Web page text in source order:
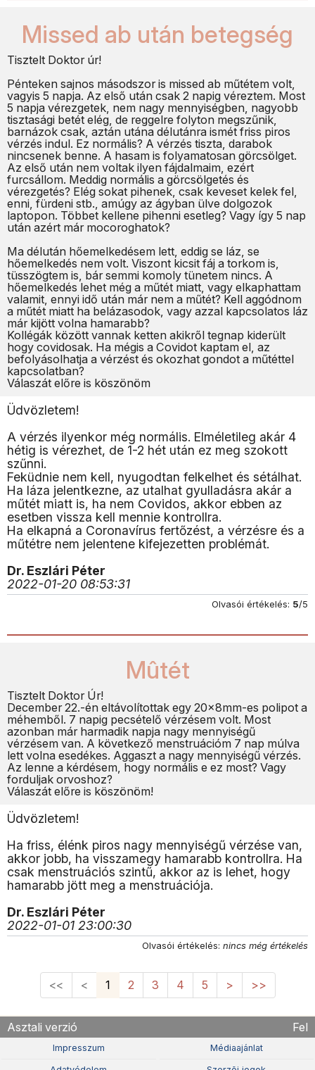
Missed ab után betegség
Tisztelt Doktor úr!
Pénteken sajnos másodszor is missed ab műtétem volt,
vagyis 5 napja. Az első után csak 2 napig véreztem. Most
5 napja vérezgetek, nem nagy mennyiségben, nagyobb
tisztasági betét elég, de reggelre folyton megszűnik,
barnázok csak, aztán utána délutánra ismét friss piros
vérzés indul. Ez normális? A vérzés tiszta, darabok
nincsenek benne. A hasam is folyamatosan görcsölget.
Az első után nem voltak ilyen fájdalmaim, ezért
furcsállom. Meddig normális a görcsölgetés és
vérezgetés? Elég sokat pihenek, csak keveset kelek fel,
enni, fürdeni stb., amúgy az ágyban ülve dolgozok
laptopon. Többet kellene pihenni esetleg? Vagy így 5 nap
után azért már mocoroghatok?
Ma délután hőemelkedésem lett, eddig se láz, se
hőemelkedés nem volt. Viszont kicsit fáj a torkom is,
tüsszögtem is, bár semmi komoly tünetem nincs. A
hőemelkedés lehet még a műtét miatt, vagy elkaphattam
valamit, ennyi idő után már nem a műtét? Kell aggódnom
a műtét miatt ha belázasodok, vagy azzal kapcsolatos láz
már kijött volna hamarabb?
Kollégák között vannak ketten akikről tegnap kiderült
hogy covidosak. Ha mégis a Covidot kaptam el, az
befolyásolhatja a vérzést és okozhat gondot a műtéttel
kapcsolatban?
Válaszát előre is köszönöm
Üdvözletem!
A vérzés ilyenkor még normális. Elméletileg akár 4
hétig is vérezhet, de 1-2 hét után ez meg szokott
szűnni.
Feküdnie nem kell, nyugodtan felkelhet és sétálhat.
Ha láza jelentkezne, az utalhat gyulladásra akár a
műtét miatt is, ha nem Covidos, akkor ebben az
esetben vissza kell mennie kontrollra.
Ha elkapná a Coronavírus fertőzést, a vérzésre és a
műtétre nem jelentene kifejezetten problémát.
Dr. Eszlári Péter
2022-01-20 08:53:31
Olvasói értékelés: 5/5
Mûtét
Tisztelt Doktor Úr!
December 22.-én eltávolítottak egy 20x8mm-es polipot a
méhemből. 7 napig pecsételő vérzésem volt. Most
azonban már harmadik napja nagy mennyiségű
vérzésem van. A következő menstruációm 7 nap múlva
lett volna esedékes. Aggaszt a nagy mennyiségű vérzés.
Az lenne a kérdésem, hogy normális e ez most? Vagy
forduljak orvoshoz?
Válaszát előre is köszönöm!
Üdvözletem!
Ha friss, élénk piros nagy mennyiségű vérzése van,
akkor jobb, ha visszamegy hamarabb kontrollra. Ha
csak menstruációs szintű, akkor az is lehet, hogy
hamarabb jött meg a menstruációja.
Dr. Eszlári Péter
2022-01-01 23:00:30
Olvasói értékelés: nincs még értékelés
<< < 1 2 3 4 5 > >>
Asztali verzió Fel
Impresszum Médiaajánlat